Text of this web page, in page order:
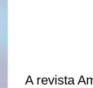
A revista